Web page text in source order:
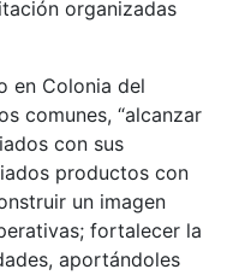
organizadas
en Colonia del
comunes, “alcanzar
con sus
productos con
un imagen
fortalecer la
aportándoles